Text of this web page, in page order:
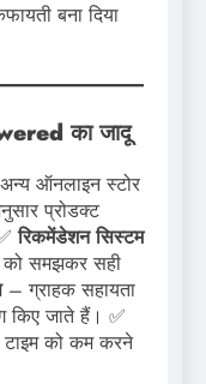
बना दिया
का जादू
ऑनलाइन स्टोर
प्रोडक्ट
रिकमेंडेशन सिस्टम
को समझकर सही
– ग्राहक सहायता
किए जाते हैं। ✅
को कम करने